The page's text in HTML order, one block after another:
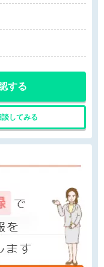
する
談してみる